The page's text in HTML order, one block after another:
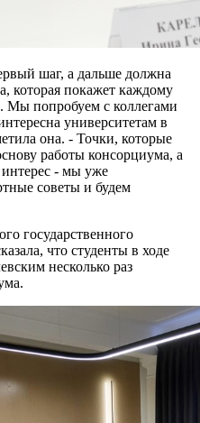
шаг, а дальше должна
которая покажет каждому
Мы попробуем с коллегами
университетам в
она. - Точки, которые
работы консорциума, а
интерес - мы уже
советы и будем
государственного
что студенты в ходе
несколько раз